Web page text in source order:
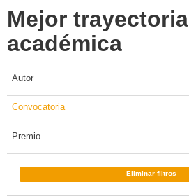
Mejor trayectoria
académica
Autor
Convocatoria
Premio
Eliminar filtros